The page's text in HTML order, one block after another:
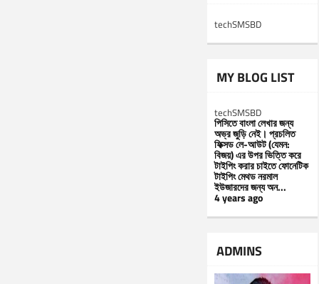
techSMSBD
MY BLOG LIST
techSMSBD
পিসিতে বাংলা লেখার জন্য
অভ্র জুড়ি নেই। প্রচলিত
ফিক্সড লে-আউট (যেমন:
বিজয়) এর উপর ভিত্তি করে
টাইপিং করার চাইতে ফোনেটিক
টাইপিং মেথড নরমাল
ইউজারদের জন্য অন...
4 years ago
ADMINS